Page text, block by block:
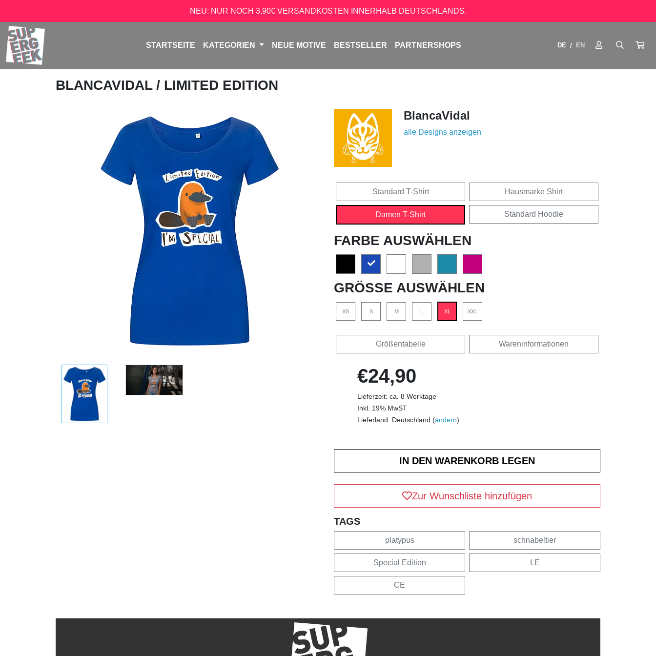
NEU: NUR NOCH 3,90€ VERSANDKOSTEN INNERHALB DEUTSCHLANDS.
STARTSEITE KATEGORIEN NEUE MOTIVE BESTSELLER PARTNERSHOPS DE / EN
BLANCAVIDAL / LIMITED EDITION
BlancaVidal
alle Designs anzeigen
Standard T-Shirt Hausmarke Shirt
Damen T-Shirt Standard Hoodie
FARBE AUSWÄHLEN
GRÖSSE AUSWÄHLEN
XS S M L XL XXL
Größentabelle Wareninformationen
€24,90
Lieferzeit: ca. 8 Werktage
Inkl. 19% MwST
Lieferland: Deutschland (ändern)
Zur Wunschliste hinzufügen
TAGS
platypus schnabeltier
Special Edition LE
CE